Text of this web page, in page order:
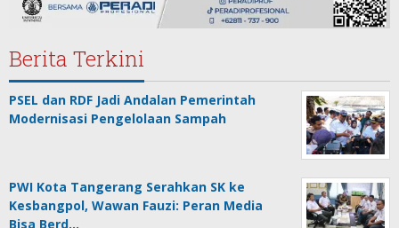
Berita Terkini
PSEL dan RDF Jadi Andalan Pemerintah
Modernisasi Pengelolaan Sampah
PWI Kota Tangerang Serahkan SK ke
Kesbangpol, Wawan Fauzi: Peran Media
Bisa Berd…